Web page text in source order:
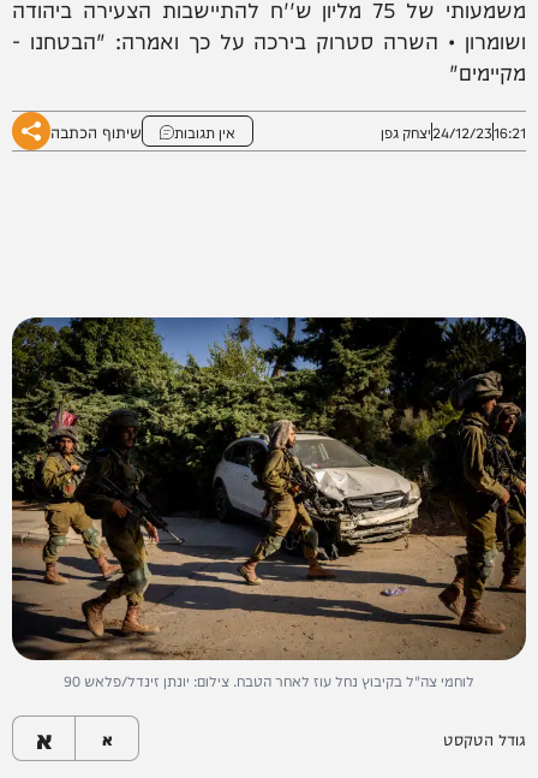
משמעותי של 75 מליון ש''ח להתיישבות הצעירה ביהודה
ושומרון • השרה סטרוק בירכה על כך ואמרה: "הבטחנו -
מקיימים"
16:21
24/12/23יצחק גפן אין תגובות שיתוף הכתבה
לוחמי צה"ל בקיבוץ נחל עוז לאחר הטבח. צילום: יונתן זינדל/פלאש 90
גודל הטקסט א א